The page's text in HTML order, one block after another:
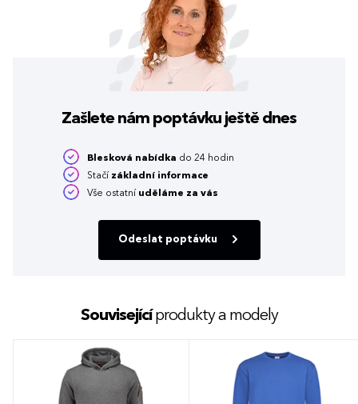
Zašlete nám poptávku ještě dnes
Blesková nabídka do 24 hodin
Stačí základní informace
Vše ostatní uděláme za vás
Odeslat poptávku
Souvisejícíprodukty a modely